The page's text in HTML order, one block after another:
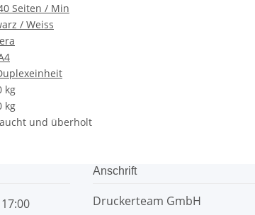
Seiten / Min
/ Weiss
kg
kg
und überholt
Anschrift
Druckerteam GmbH